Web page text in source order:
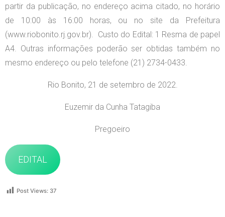
partir da publicação, no endereço acima citado, no horário
de 10:00 às 16:00 horas, ou no site da Prefeitura
(www.riobonito.rj.gov.br). Custo do Edital: 1 Resma de papel
A4. Outras informações poderão ser obtidas também no
mesmo endereço ou pelo telefone (21) 2734-0433.
Rio Bonito, 21 de setembro de 2022.
Euzemir da Cunha Tatagiba
Pregoeiro
EDITAL
Post Views: 37